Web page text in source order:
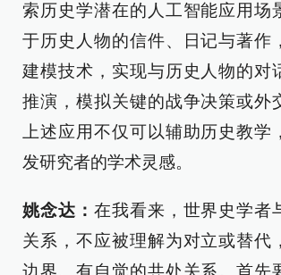
索历史学潜在的人工智能应用场
于历史人物的信件、日记与著作
建模技术，实现与历史人物的对
推演，模拟关键的战争决策或外
上述应用不仅可以辅助历史教学
发研究者的学术灵感。
姚念达： 在我看来，世界史学者
关系，不应被理解为对立或替代
边界、有自觉的共处关系。首先